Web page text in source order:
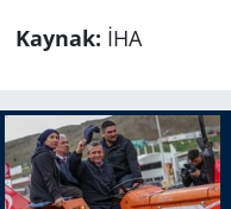
Kaynak: İHA